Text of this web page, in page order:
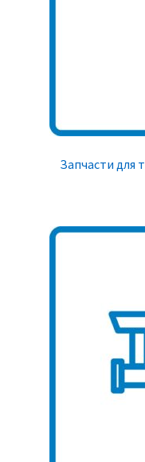
Запчасти для